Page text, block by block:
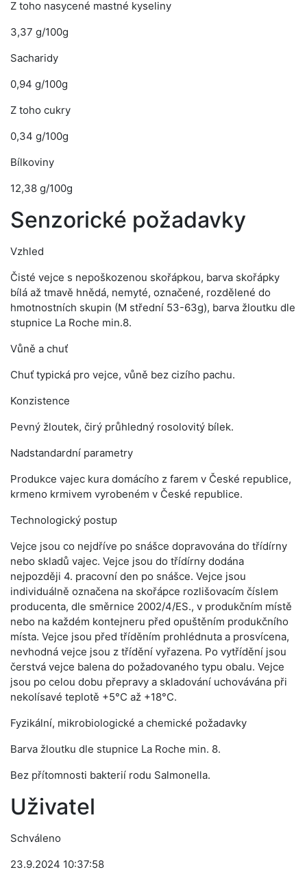
Z toho nasycené mastné kyseliny
3,37 g/100g
Sacharidy
0,94 g/100g
Z toho cukry
0,34 g/100g
Bílkoviny
12,38 g/100g
Senzorické požadavky
Vzhled
Čisté vejce s nepoškozenou skořápkou, barva skořápky
bílá až tmavě hnědá, nemyté, označené, rozdělené do
hmotnostních skupin (M střední 53-63g), barva žloutku dle
stupnice La Roche min.8.
Vůně a chuť
Chuť typická pro vejce, vůně bez cizího pachu.
Konzistence
Pevný žloutek, čirý průhledný rosolovitý bílek.
Nadstandardní parametry
Produkce vajec kura domácího z farem v České republice,
krmeno krmivem vyrobeném v České republice.
Technologický postup
Vejce jsou co nejdříve po snášce dopravována do třídírny
nebo skladů vajec. Vejce jsou do třídírny dodána
nejpozději 4. pracovní den po snášce. Vejce jsou
individuálně označena na skořápce rozlišovacím číslem
producenta, dle směrnice 2002/4/ES., v produkčním místě
nebo na každém kontejneru před opuštěním produkčního
místa. Vejce jsou před tříděním prohlédnuta a prosvícena,
nevhodná vejce jsou z třídění vyřazena. Po vytřídění jsou
čerstvá vejce balena do požadovaného typu obalu. Vejce
jsou po celou dobu přepravy a skladování uchovávána při
nekolísavé teplotě +5°C až +18°C.
Fyzikální, mikrobiologické a chemické požadavky
Barva žloutku dle stupnice La Roche min. 8.
Bez přítomnosti bakterií rodu Salmonella.
Uživatel
Schváleno
23.9.2024 10:37:58